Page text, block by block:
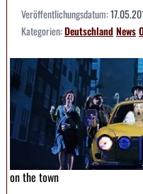
Veröffentlichungsdatum:
Kategorien:DeutschlandNews
on the town